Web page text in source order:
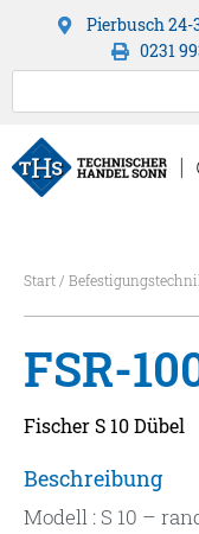
Pierbusch 24-
0231
Start/
FSR-
Fischer S 10 Dübel
Beschreibung
Modell : S 10 –